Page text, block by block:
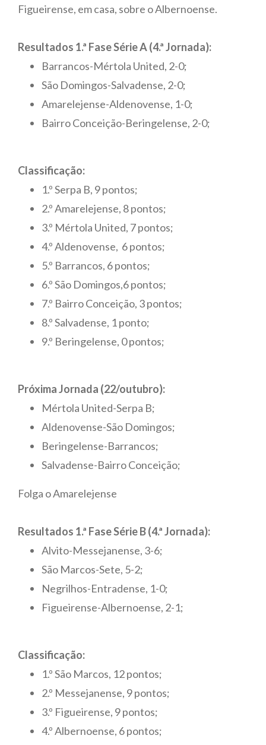
Figueirense, em casa, sobre o Albernoense.
Resultados 1.ª Fase Série A (4.ª Jornada):
Barrancos-Mértola United, 2-0;
São Domingos-Salvadense, 2-0;
Amarelejense-Aldenovense, 1-0;
Bairro Conceição-Beringelense, 2-0;
Classificação:
1.º Serpa B, 9 pontos;
2.º Amarelejense, 8 pontos;
3.º Mértola United, 7 pontos;
4.º Aldenovense, 6 pontos;
5.º Barrancos, 6 pontos;
6.º São Domingos,6 pontos;
7.º Bairro Conceição, 3 pontos;
8.º Salvadense, 1 ponto;
9.º Beringelense, 0 pontos;
Próxima Jornada (22/outubro):
Mértola United-Serpa B;
Aldenovense-São Domingos;
Beringelense-Barrancos;
Salvadense-Bairro Conceição;
Folga o Amarelejense
Resultados 1.ª Fase Série B (4.ª Jornada):
Alvito-Messejanense, 3-6;
São Marcos-Sete, 5-2;
Negrilhos-Entradense, 1-0;
Figueirense-Albernoense, 2-1;
Classificação:
1.º São Marcos, 12 pontos;
2.º Messejanense, 9 pontos;
3.º Figueirense, 9 pontos;
4.º Albernoense, 6 pontos;